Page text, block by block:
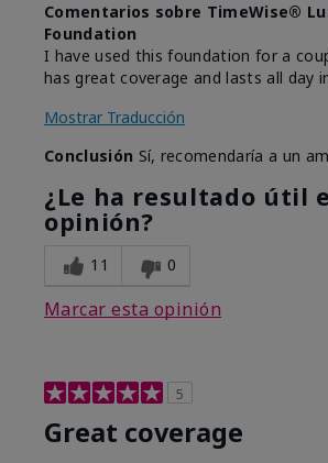
Comentarios sobre TimeWise®
Foundation
I have used this foundation for a
has great coverage and lasts all day
Mostrar Traducción
Conclusión Sí, recomendaría a un
¿Le ha resultado útil
opinión?
11 0
Marcar esta opinión
5
Great coverage